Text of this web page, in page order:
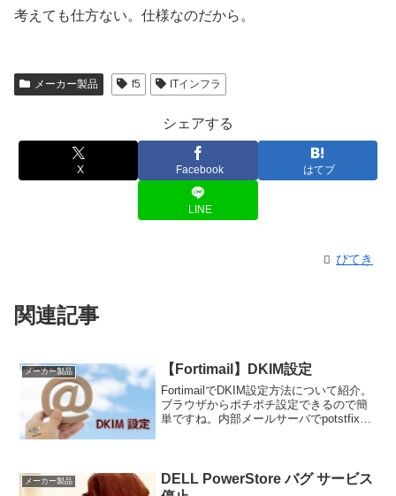
考えても仕方ない。仕様なのだから。
メーカー製品 f5 ITインフラ
シェアする
X Facebook はてブ
LINE
ぴてき
関連記事
メーカー製品 【Fortimail】DKIM設定
FortimailでDKIM設定方法について紹介。
ブラウザからポチポチ設定できるので簡
単ですね。内部メールサーバでpotstfixと
メーカー製品
DELL PowerStore バグ サービス